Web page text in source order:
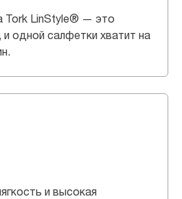
Tork LinStyle® — это
одной салфетки хватит на
и высокая